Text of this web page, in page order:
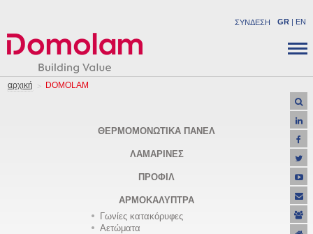
GR | EN
ΣΥΝΔΕΣΗ
ΕΠΙΚΟΙΝΩΝΙΑ
αρχική DOMOLAM
ΘΕΡΜΟΜΟΝΩΤΙΚΑ ΠΑΝΕΛ
ΛΑΜΑΡΙΝΕΣ
ΠΡΟΦΙΛ
ΑΡΜΟΚΑΛΥΠΤΡΑ
Γωνίες κατακόρυφες
Αετώματα